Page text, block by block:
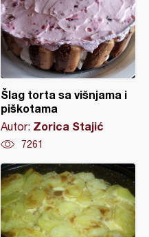
Šlag torta sa višnjama i
piškotama
Autor: Zorica Stajić
7261